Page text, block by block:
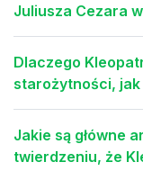
Juliusza Cezara
Dlaczego
starożytności, jak
Jakie są główne
twierdzeniu, że